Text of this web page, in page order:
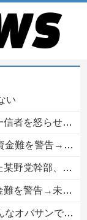
い
き嫌い5位にwwwwwwww
声→では誰が払っていないのか言え
業を達成してしまい……
→では誰が払っていないのか言え他
ンでいいの…？」